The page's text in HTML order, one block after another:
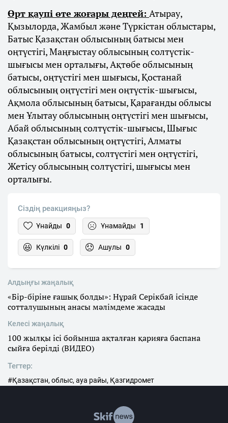
Өрт қаупі өте жоғары деңгей: Атырау,
Қызылорда, Жамбыл және Түркістан облыстары,
Батыс Қазақстан облысының батысы мен
оңтүстігі, Маңғыстау облысының солтүстік-
шығысы мен орталығы, Ақтөбе облысының
батысы, оңтүстігі мен шығысы, Қостанай
облысының оңтүстігі мен оңтүстік-шығысы,
Ақмола облысының батысы, Қарағанды облысы
мен Ұлытау облысының оңтүстігі мен шығысы,
Абай облысының солтүстік-шығысы, Шығыс
Қазақстан облысының оңтүстігі, Алматы
облысының батысы, солтүстігі мен оңтүстігі,
Жетісу облысының солтүстігі, шығысы мен
орталығы.
Сіздің реакцияңыз?
Ұнайды 0 Ұнамайды 1
Күлкілі 0 Ашулы 0
Алдыңғы жаңалық
«Бір-біріне ғашық болды»: Нұрай Серікбай ісінде
сотталушының анасы мәлімдеме жасады
Келесі жаңалық
100 жылқы ісі бойынша ақталған қарияға баспана
сыйға берілді (ВИДЕО)
Тегтер:
#Қазақстан, облыс, ауа райы, Қазгидромет